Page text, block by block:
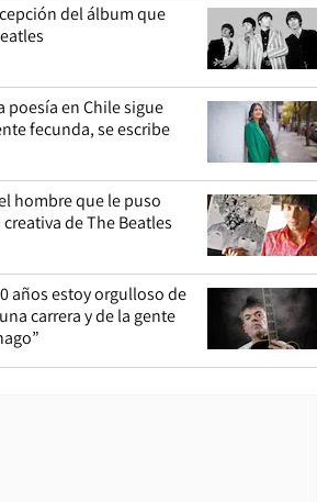
del álbum que
poesía en Chile sigue
fecunda, se escribe
hombre que le puso
de The Beatles
años estoy orgulloso de
carrera y de la gente